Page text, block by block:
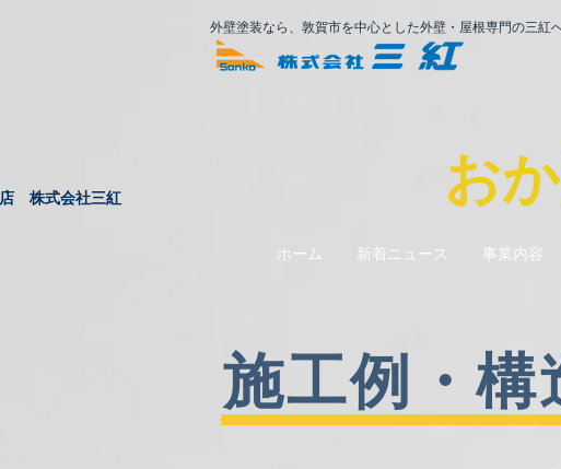
外壁塗装なら、敦賀市を中心とした外壁・屋根専門の三紅
株式会社三紅 お
ホーム 新着ニュース 事業内容
施工例・